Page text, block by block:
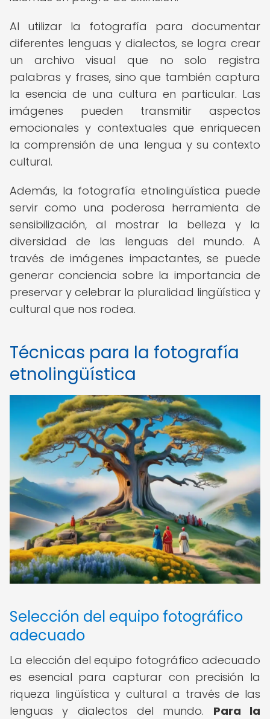
Al utilizar la fotografía para documentar
diferentes lenguas y dialectos, se logra crear
un archivo visual que no solo registra
palabras y frases, sino que también captura
la esencia de una cultura en particular. Las
imágenes pueden transmitir aspectos
emocionales y contextuales que enriquecen
la comprensión de una lengua y su contexto
cultural.
Además, la fotografía etnolingüística puede
servir como una poderosa herramienta de
sensibilización, al mostrar la belleza y la
diversidad de las lenguas del mundo. A
través de imágenes impactantes, se puede
generar conciencia sobre la importancia de
preservar y celebrar la pluralidad lingüística y
cultural que nos rodea.
Técnicas para la fotografía
etnolingüística
Selección del equipo fotográfico
adecuado
La elección del equipo fotográfico adecuado
es esencial para capturar con precisión la
riqueza lingüística y cultural a través de las
lenguas y dialectos del mundo. Para la